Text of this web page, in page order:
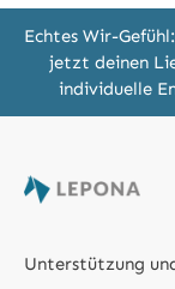
Echtes Wir-
jetzt deinen
individuelle
Unterstützung